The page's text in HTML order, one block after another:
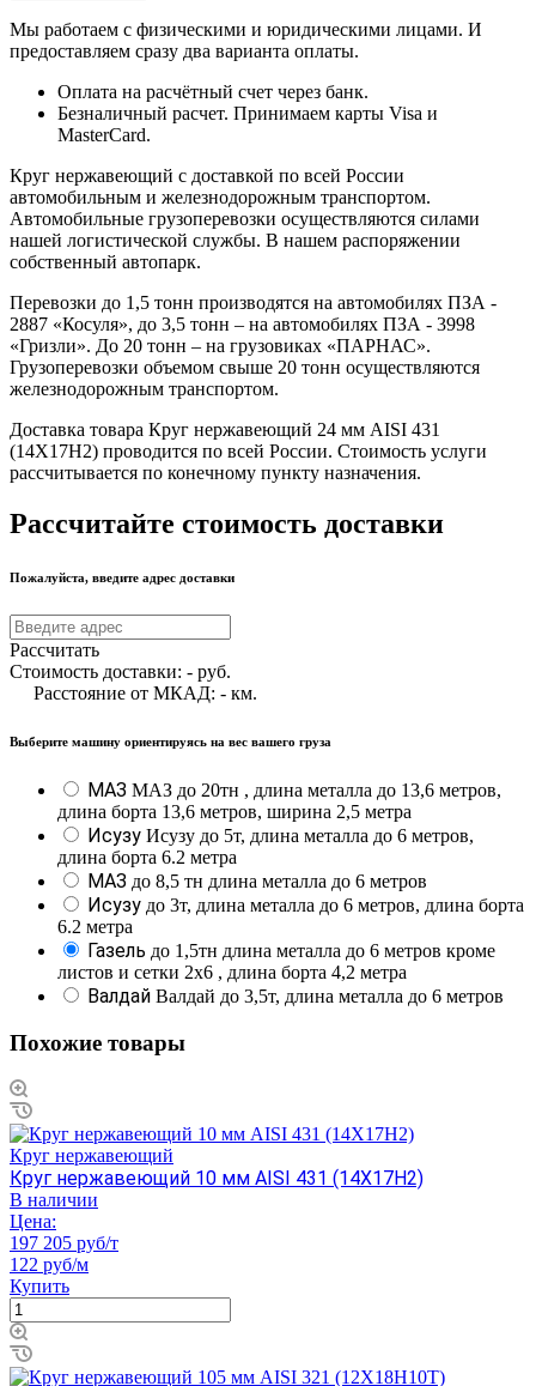
Мы работаем с физическими и юридическими лицами. И
предоставляем сразу два варианта оплаты.
Оплата на расчётный счет через банк.
Безналичный расчет. Принимаем карты Visa и
MasterCard.
Круг нержавеющий с доставкой по всей России
автомобильным и железнодорожным транспортом.
Автомобильные грузоперевозки осуществляются силами
нашей логистической службы. В нашем распоряжении
собственный автопарк.
Перевозки до 1,5 тонн производятся на автомобилях ПЗА -
2887 «Косуля», до 3,5 тонн – на автомобилях ПЗА - 3998
«Гризли». До 20 тонн – на грузовиках «ПАРНАС».
Грузоперевозки объемом свыше 20 тонн осуществляются
железнодорожным транспортом.
Доставка товара Круг нержавеющий 24 мм AISI 431
(14Х17Н2) проводится по всей России. Стоимость услуги
рассчитывается по конечному пункту назначения.
Рассчитайте стоимость доставки
Пожалуйста, введите адрес доставки
Рассчитать
Стоимость доставки: - руб.
Расстояние от МКАД: - км.
Выберите машину ориентируясь на вес вашего груза
МАЗ МАЗ до 20тн , длина металла до 13,6 метров,
длина борта 13,6 метров, ширина 2,5 метра
Исузу Исузу до 5т, длина металла до 6 метров,
длина борта 6.2 метра
МАЗ до 8,5 тн длина металла до 6 метров
Исузу до 3т, длина металла до 6 метров, длина борта
6.2 метра
Газель до 1,5тн длина металла до 6 метров кроме
листов и сетки 2х6 , длина борта 4,2 метра
Валдай Валдай до 3,5т, длина металла до 6 метров
Похожие товары
Круг нержавеющий
Круг нержавеющий 10 мм AISI 431 (14Х17Н2)
В наличии
Цена:
197 205 руб/т
122 руб/м
Купить